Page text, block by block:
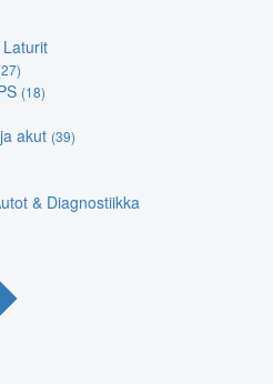
(18)
akut (39)
& Diagnostiikka